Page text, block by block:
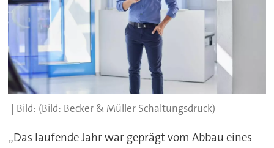
(Bild: Becker & Müller Schaltungsdruck)
„Das laufende Jahr war geprägt vom Abbau eines